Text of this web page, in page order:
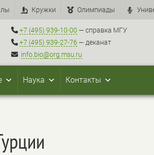
Кружки Олимпиады
+7 (495) 939-10-00 — справка МГУ
+7 (495) 939-27-76 — деканат
info.bio@org.msu.ru
Наука Контакты